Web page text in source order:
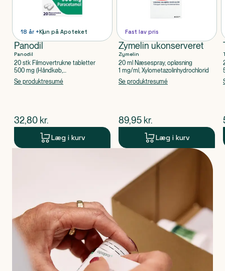
18 år +Kun på Apoteket
Panodil
Panodil
20 stk Filmovertrukne tabletter
500 mg (Håndkøb,
apoteksforbeholdt), Paracetamol
Se produktresumé
$nuværende pris
32,80 kr.
Læg i kurv
Fast lav pris
Zymelin ukonserveret
Zymelin
20 ml Næsespray, opløsning
1 mg/ml, Xylometazolinhydrochlorid
Se produktresumé
$nuværende pris
89,95 kr.
Læg i kurv